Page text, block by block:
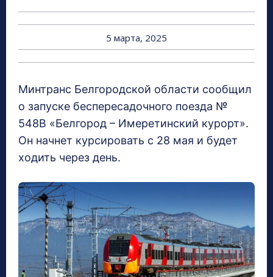
5 марта, 2025
Минтранс Белгородской области сообщил
о запуске беспересадочного поезда №
548В «Белгород – Имеретинский курорт».
Он начнет курсировать с 28 мая и будет
ходить через день.